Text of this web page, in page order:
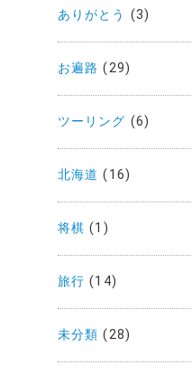
ありがとう (3)
お遍路 (29)
ツーリング (6)
北海道 (16)
将棋 (1)
旅行 (14)
未分類 (28)